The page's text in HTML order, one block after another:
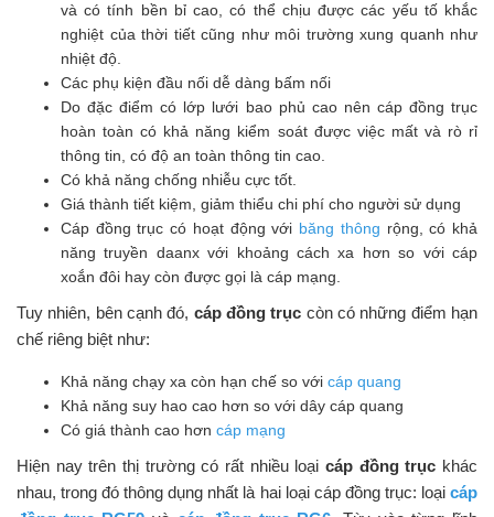
và có tính bền bỉ cao, có thể chịu được các yếu tố khắc
nghiệt của thời tiết cũng như môi trường xung quanh như
nhiệt độ.
Các phụ kiện đầu nối dễ dàng bấm nối
Do đặc điểm có lớp lưới bao phủ cao nên cáp đồng trục
hoàn toàn có khả năng kiểm soát được việc mất và rò rỉ
thông tin, có độ an toàn thông tin cao.
Có khả năng chống nhiễu cực tốt.
Giá thành tiết kiệm, giảm thiểu chi phí cho người sử dụng
Cáp đồng trục có hoạt động với băng thông rộng, có khả
năng truyền daanx với khoảng cách xa hơn so với cáp
xoắn đôi hay còn được gọi là cáp mạng.
Tuy nhiên, bên cạnh đó, cáp đồng trục còn có những điểm hạn
chế riêng biệt như:
Khả năng chạy xa còn hạn chế so với cáp quang
Khả năng suy hao cao hơn so với dây cáp quang
Có giá thành cao hơn cáp mạng
Hiện nay trên thị trường có rất nhiều loại cáp đồng trục khác
nhau, trong đó thông dụng nhất là hai loại cáp đồng trục: loại cáp